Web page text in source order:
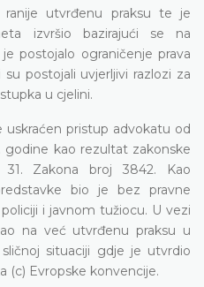
utvrđenu praksu te je
izvršio bazirajući se na
postojalo ograničenje prava
postojali uvjerljivi razlozi za
u cjelini.
uskraćen pristup advokatu od
godine kao rezultat zakonske
31. Zakona broj 3842. Kao
bio je bez pravne
i javnom tužiocu. U vezi
na već utvrđenu praksu u
situaciji gdje je utvrdio
(c) Evropske konvencije.